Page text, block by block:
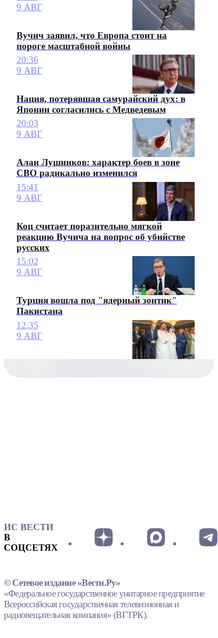
9 АВГ
Вучич заявил, что Европа стоит на
пороге масштабной войны
20:36
9 АВГ
Нация, потерявшая самурайский дух: в
Японии согласились с Медведевым
20:03
9 АВГ
Алан Лушников: характер боев в зоне
СВО радикально изменился
15:41
9 АВГ
Коц считает поразительно мягкой
реакцию Вучича на вопрос об убийстве
русских
15:02
9 АВГ
Турция вошла под "ядерный зонтик"
Пакистана
12:35
9 АВГ
ИС ВЕСТИ
В
СОЦСЕТЯХ
© Сетевое издание «Вести.Ру»
«Федеральное государственное унитарное предприятие
Всероссийская государственная телевизионная и
радиовещательная компания» (ВГТРК).